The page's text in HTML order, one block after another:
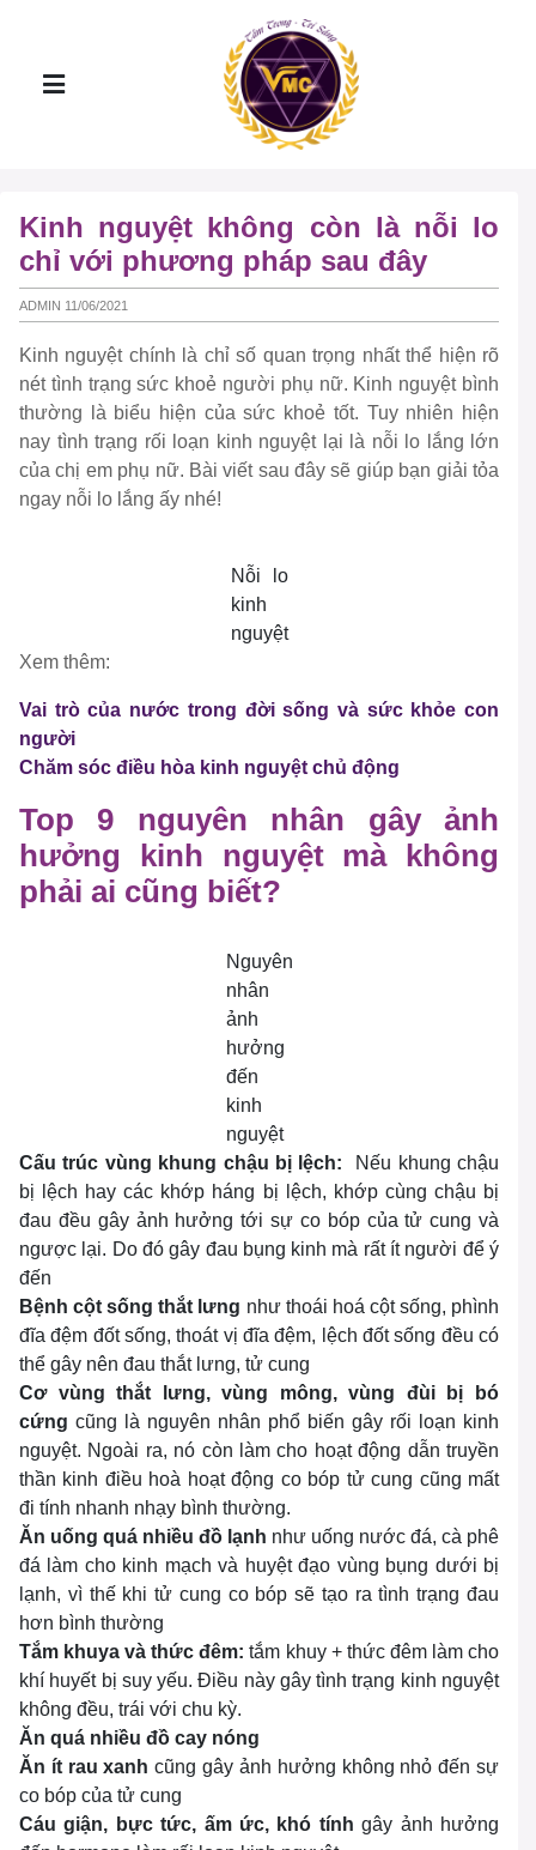
Kinh nguyệt không còn là nỗi lo
chỉ với phương pháp sau đây
ADMIN 11/06/2021
Kinh nguyệt chính là chỉ số quan trọng nhất thể hiện rõ
nét tình trạng sức khoẻ người phụ nữ. Kinh nguyệt bình
thường là biểu hiện của sức khoẻ tốt. Tuy nhiên hiện
nay tình trạng rối loạn kinh nguyệt lại là nỗi lo lắng lớn
của chị em phụ nữ. Bài viết sau đây sẽ giúp bạn giải tỏa
ngay nỗi lo lắng ấy nhé!
Nỗi lo
kinh
nguyệt
Xem thêm:
Vai trò của nước trong đời sống và sức khỏe con
người
Chăm sóc điều hòa kinh nguyệt chủ động
Top 9 nguyên nhân gây ảnh
hưởng kinh nguyệt mà không
phải ai cũng biết?
Nguyên
nhân
ảnh
hưởng
đến
kinh
nguyệt
Cấu trúc vùng khung chậu bị lệch: Nếu khung chậu
bị lệch hay các khớp háng bị lệch, khớp cùng chậu bị
đau đều gây ảnh hưởng tới sự co bóp của tử cung và
ngược lại. Do đó gây đau bụng kinh mà rất ít người để ý
đến
Bệnh cột sống thắt lưng như thoái hoá cột sống, phình
đĩa đệm đốt sống, thoát vị đĩa đệm, lệch đốt sống đều có
thể gây nên đau thắt lưng, tử cung
Cơ vùng thắt lưng, vùng mông, vùng đùi bị bó
cứng cũng là nguyên nhân phổ biến gây rối loạn kinh
nguyệt. Ngoài ra, nó còn làm cho hoạt động dẫn truyền
thần kinh điều hoà hoạt động co bóp tử cung cũng mất
đi tính nhanh nhạy bình thường.
Ăn uống quá nhiều đồ lạnh như uống nước đá, cà phê
đá làm cho kinh mạch và huyệt đạo vùng bụng dưới bị
lạnh, vì thế khi tử cung co bóp sẽ tạo ra tình trạng đau
hơn bình thường
Tắm khuya và thức đêm: tắm khuy + thức đêm làm cho
khí huyết bị suy yếu. Điều này gây tình trạng kinh nguyệt
không đều, trái với chu kỳ.
Ăn quá nhiều đồ cay nóng
Ăn ít rau xanh cũng gây ảnh hưởng không nhỏ đến sự
co bóp của tử cung
Cáu giận, bực tức, ấm ức, khó tínhgây ảnh hưởng